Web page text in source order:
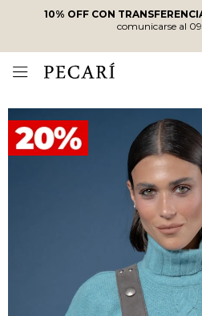
10% OFF CON
comunicarse al
